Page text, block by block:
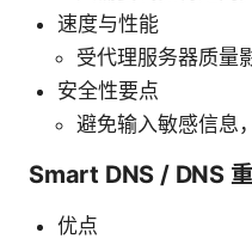
速度与性能
受代理服务器质量
安全性要点
避免输入敏感信息
Smart DNS / DNS
优点